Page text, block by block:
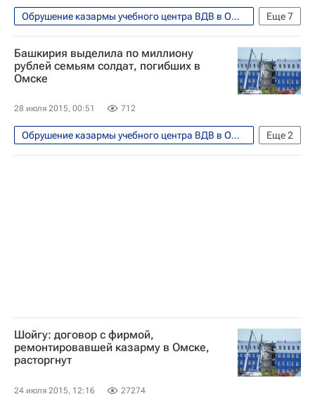
Еще7
Обрушение казармы учебного центра ВДВ в Омске
Общество
Омская область
Омск
Европа
Сибирский ФО
Весь мир
Россия
Башкирия выделила по миллиону
рублей семьям солдат, погибших в
Омске
28 июля 2015, 00:51 712
Еще2
Обрушение казармы учебного центра ВДВ в Омске
Общество
Республика Башкортостан
Шойгу: договор с фирмой,
ремонтировавшей казарму в Омске,
расторгнут
24 июля 2015, 12:16 27274